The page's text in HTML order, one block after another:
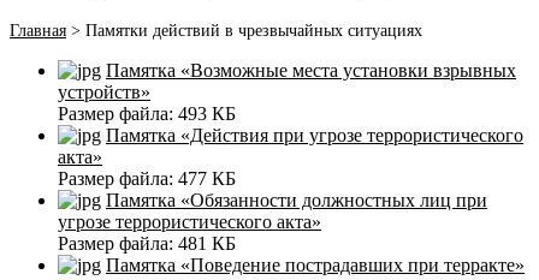
Главная > Памятки действий в чрезвычайных ситуациях
Памятка «Возможные места установки взрывных
устройств»
Размер файла: 493 КБ
Памятка «Действия при угрозе террористического
акта»
Размер файла: 477 КБ
Памятка «Обязанности должностных лиц при
угрозе террористического акта»
Размер файла: 481 КБ
Памятка «Поведение пострадавших при терракте»